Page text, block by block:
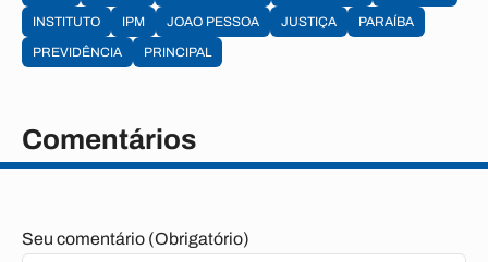
INSTITUTO
IPM JOAO PESSOA JUSTIÇA
PARAÍBA
PREVIDÊNCIA
PRINCIPAL
Comentários
Seu comentário (Obrigatório)